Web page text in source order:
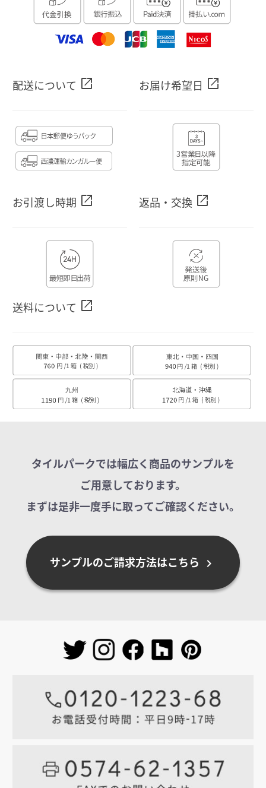
配送について open_in_new お届け希望日 open_in_new
お引渡し時期 open_in_new 返品・交換 open_in_new
送料について open_in_new
タイルパークでは幅広く商品のサンプルを
ご用意しております。
まずは是非一度手に取ってご確認ください。
サンプルのご請求方法はこちら chevron_right